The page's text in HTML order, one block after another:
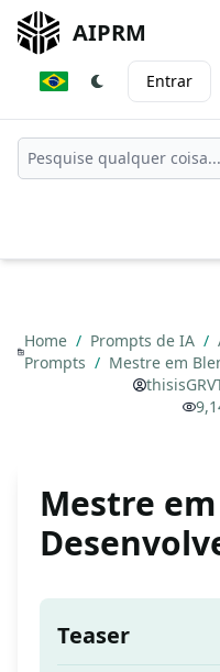
AIPRM
Entrar
Home / Prompts de IA /
Prompts / Mestre em
Mestre
Teaser